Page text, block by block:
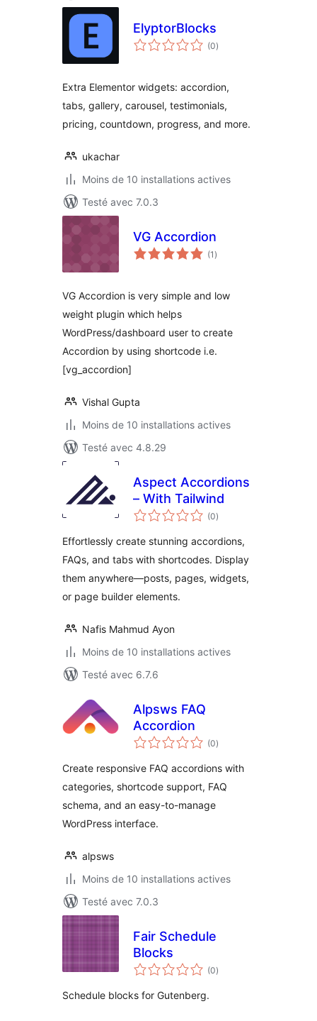
ElyptorBlocks
(0notes
en
)
Extra Elementor widgets: accordion,
tabs, gallery, carousel, testimonials,
pricing, countdown, progress, and more.
ukachar
Moins de 10 installations actives
Testé avec 7.0.3
VG Accordion
(1 notes
en
)
VG Accordion is very simple and low
weight plugin which helps
WordPress/dashboard user to create
Accordion by using shortcode i.e.
[vg_accordion]
Vishal Gupta
Moins de 10 installations actives
Testé avec 4.8.29
Aspect Accordions
– With Tailwind
(0notes
en
)
Effortlessly create stunning accordions,
FAQs, and tabs with shortcodes. Display
them anywhere—posts, pages, widgets,
or page builder elements.
Nafis Mahmud Ayon
Moins de 10 installations actives
Testé avec 6.7.6
Alpsws FAQ
Accordion
(0notes
en
)
Create responsive FAQ accordions with
categories, shortcode support, FAQ
schema, and an easy-to-manage
WordPress interface.
alpsws
Moins de 10 installations actives
Testé avec 7.0.3
Fair Schedule
Blocks
(0notes
en
)
Schedule blocks for Gutenberg.